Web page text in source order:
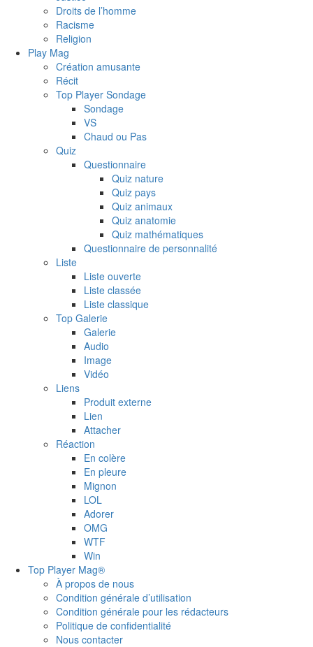
Droits de l’homme
Racisme
Religion
Play Mag
Création amusante
Récit
Top Player Sondage
Sondage
VS
Chaud ou Pas
Quiz
Questionnaire
Quiz nature
Quiz pays
Quiz animaux
Quiz anatomie
Quiz mathématiques
Questionnaire de personnalité
Liste
Liste ouverte
Liste classée
Liste classique
Top Galerie
Galerie
Audio
Image
Vidéo
Liens
Produit externe
Lien
Attacher
Réaction
En colère
En pleure
Mignon
LOL
Adorer
OMG
WTF
Win
Top Player Mag®
À propos de nous
Condition générale d’utilisation
Condition générale pour les rédacteurs
Politique de confidentialité
Nous contacter